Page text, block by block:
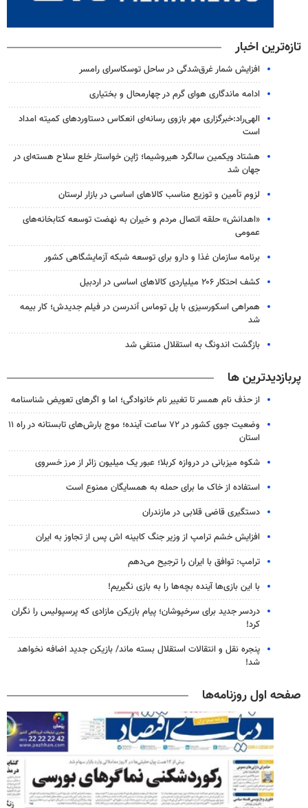
تازه‌ترین اخبار
افزایش شمار غرق‌شدگی در ساحل توسکاسرای رامسر
ادامه ماندگاری هوای گرم در چهارمحال و بختیاری
الهی‌راد:خبرگزاری مهر بازوی رسانه‌ای انعکاس دستاوردهای کمیته امداد
است
هشتاد ویکمین سالگرد هیروشیما؛ ژاپن خواستار خلع سلاح هسته‌ای در
جهان شد
لزوم تأمین و توزیع مناسب کالاهای اساسی در بازار لرستان
«اهدانش» حلقه اتصال مردم و خیران به نهضت توسعه کتابخانه‌های
عمومی
برنامه سازمان غذا و دارو برای توسعه شبکه آزمایشگاهی کشور
کشف احتکار ۲۰۶ میلیاردی کالاهای اساسی در اردبیل
همراهی اسکورسیزی با پل توماس ٱندرسن در فیلم جدیدش؛ کار بیمه
شد
بازگشت اندونگ به استقلال منتفی شد
پربازدیدترین ها
از حذف نام همسر تا تغییر نام خانوادگی؛ اما و اگرهای تعویض شناسنامه
وضعیت جوی کشور در ۷۲ ساعت آینده؛ موج بارش‌های تابستانه در راه ۱۱
استان
شکوه میزبانی در دروازه کربلا؛ عبور یک میلیون زائر از مرز خسروی
استفاده از خاک ما برای حمله به همسایگان ممنوع است
دستگیری قاضی قلابی در مازندران
افزایش خشم ترامپ از وزیر جنگ کابینه اش پس از تجاوز به ایران
ترامپ: توافق با ایران را ترجیح می‌دهم
با این بازی‌ها آینده بچه‌ها را به بازی نگیریم!
دردسر جدید برای سرخپوشان؛ پیام بازیکن مازادی که پرسپولیس را نگران
کرد!
پنجره‌ نقل و انتقالات استقلال بسته ماند/ بازیکن جدید اضافه نخواهد
شد!
صفحه اول روزنامه‌ها